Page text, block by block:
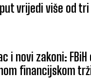
vrijedi više od
i novi zakoni:
financijskom